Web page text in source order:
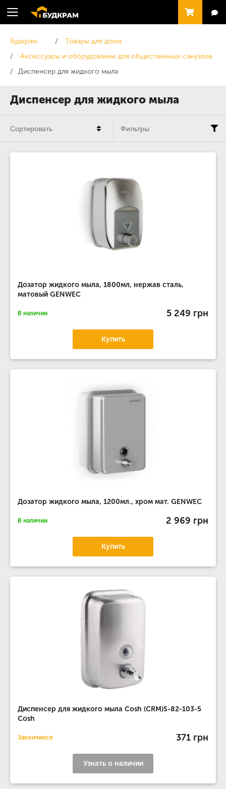
Диспенсер для жидкого мыла
Будкрам
Товары для дома
Аксессуары и оборудование для общественных санузлов
Диспенсер для жидкого мыла
Дозатор жидкого мыла, 1800мл, нержав сталь,
матовый GENWEC
В наличии 5 249 грн
Купить
Дозатор жидкого мыла, 1200мл., хром мат. GENWEC
В наличии 2 969 грн
Купить
Диспенсер для жидкого мыла Cosh (CRM)S-82-103-5
Cosh
Закончился 371 грн
Узнать о наличии
Сортировать Фильтры